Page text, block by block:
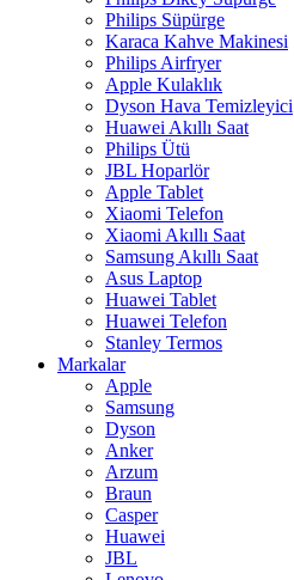
Philips Süpürge
Karaca Kahve Makinesi
Philips Airfryer
Apple Kulaklık
Dyson Hava Temizleyici
Huawei Akıllı Saat
Philips Ütü
JBL Hoparlör
Apple Tablet
Xiaomi Telefon
Xiaomi Akıllı Saat
Samsung Akıllı Saat
Asus Laptop
Huawei Tablet
Huawei Telefon
Stanley Termos
Markalar
Apple
Samsung
Dyson
Anker
Arzum
Braun
Casper
Huawei
JBL